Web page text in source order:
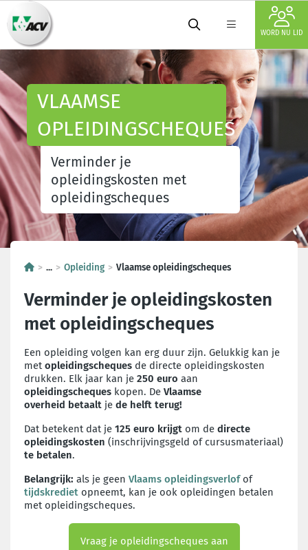
WORD NU LID
VLAAMSE
OPLEIDINGSCHEQUES
Verminder je
opleidingskosten met
opleidingscheques
... Opleiding Vlaamse opleidingscheques
Verminder je opleidingskosten
met opleidingscheques
Een opleiding volgen kan erg duur zijn. Gelukkig kan je
met opleidingscheques de directe opleidingskosten
drukken. Elk jaar kan je 250 euro aan
opleidingscheques kopen. De Vlaamse
overheid betaalt je de helft terug!
Dat betekent dat je 125 euro krijgt om de directe
opleidingskosten (inschrijvingsgeld of cursusmateriaal)
te betalen.
Belangrijk: als je geen Vlaams opleidingsverlofof
tijdskrediet opneemt, kan je ook opleidingen betalen
met opleidingscheques.
Vraag je opleidingscheques aan